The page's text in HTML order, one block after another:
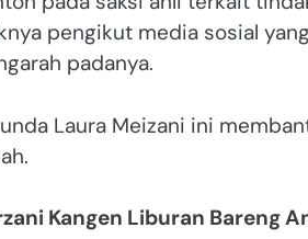
pengikut media sosial
padanya.
Laura Meizani ini
Kangen Liburan Bareng